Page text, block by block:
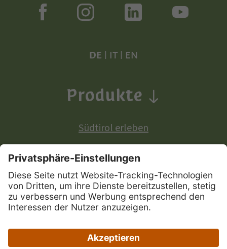
DE IT| EN
Produkte
Südtirol erleben
Produkte mit europäischer Ursprungsbezeichnung: